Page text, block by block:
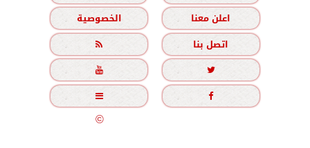
اعلن معنا
الخصوصية
اتصل بنا





جميع الحقوق محفوظة©